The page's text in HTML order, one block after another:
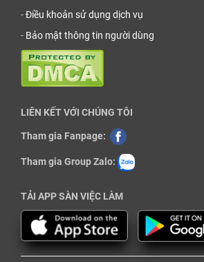
-Điều khoản sử dụng dịch vụ
- Bảo mật thông tin người dùng
LIÊN KẾT VỚI CHÚNG TÔI
Tham gia Fanpage:
Tham gia Group Zalo:
TẢI APP SÀN VIỆC LÀM